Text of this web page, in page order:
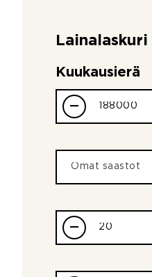
Lainalaskuri
Kuukausierä
–
–